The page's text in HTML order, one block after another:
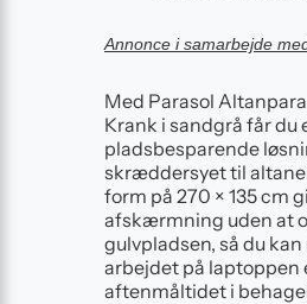
Annonce i samarbejde
Med Parasol
Krank i sandgrå får du
pladsbesparende
skræddersyet til
form på 270 × 135 cm
afskærmning uden at
gulvpladsen, så du
arbejdet på laptoppen
aftenmåltidet i